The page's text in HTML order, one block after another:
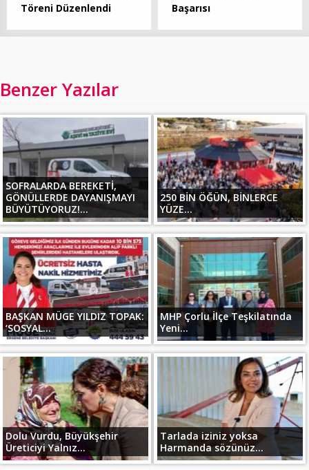
Töreni Düzenlendi
Başarısı
Benzer Yazılar
SOFRALARDA BEREKETİ,
GÖNÜLLERDE DAYANIŞMAYI
BÜYÜTÜYORUZ!...
250 BİN ÖĞÜN, BİNLERCE
YÜZE...
BAŞKAN MÜGE YILDIZ TOPAK:
‘SOSYAL...
MHP Çorlu İlçe Teşkilatında
Yeni...
Dolu Vurdu, Büyükşehir
Üreticiyi Yalnız...
Tarlada iziniz yoksa
Harmanda sözünüz...